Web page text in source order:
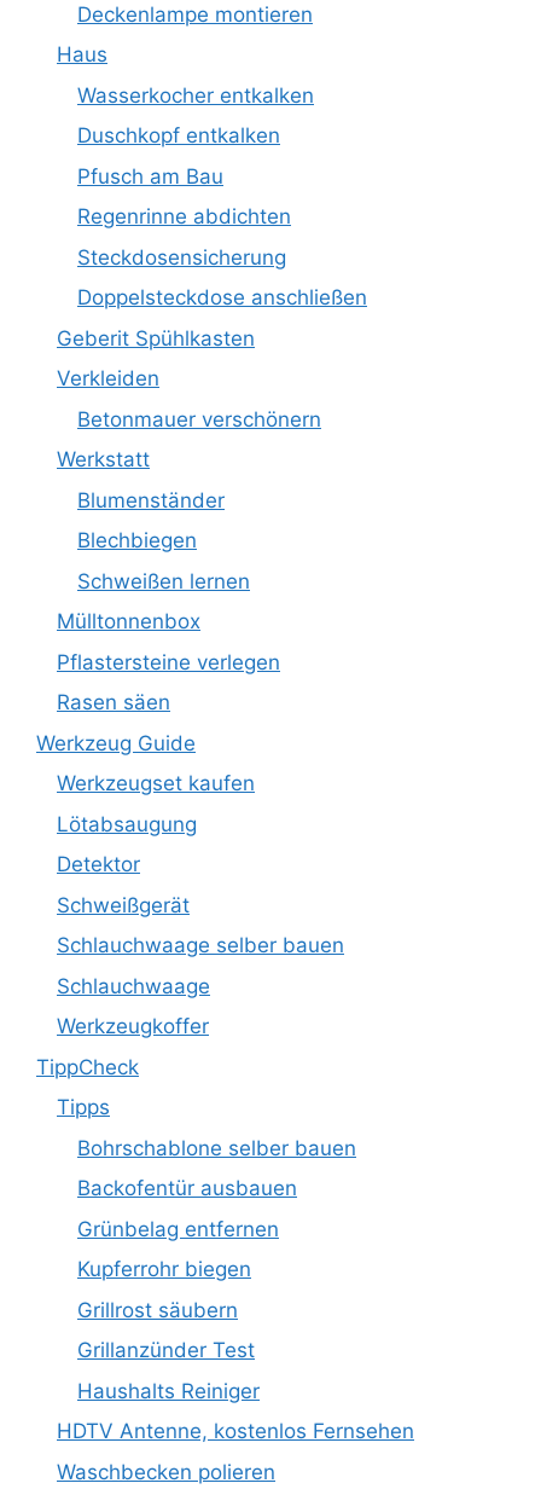
Deckenlampe montieren
Haus
Wasserkocher entkalken
Duschkopf entkalken
Pfusch am Bau
Regenrinne abdichten
Steckdosensicherung
Doppelsteckdose anschließen
Geberit Spühlkasten
Verkleiden
Betonmauer verschönern
Werkstatt
Blumenständer
Blechbiegen
Schweißen lernen
Mülltonnenbox
Pflastersteine verlegen
Rasen säen
Werkzeug Guide
Werkzeugset kaufen
Lötabsaugung
Detektor
Schweißgerät
Schlauchwaage selber bauen
Schlauchwaage
Werkzeugkoffer
TippCheck
Tipps
Bohrschablone selber bauen
Backofentür ausbauen
Grünbelag entfernen
Kupferrohr biegen
Grillrost säubern
Grillanzünder Test
Haushalts Reiniger
HDTV Antenne, kostenlos Fernsehen
Waschbecken polieren